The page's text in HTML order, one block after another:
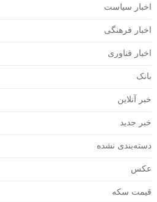
اخبار سیاست
اخبار فرهنگی
اخبار فناوری
بانک
خبر آنلاین
خبر جدید
دسته‌بندی نشده
عکس
قیمت سکه